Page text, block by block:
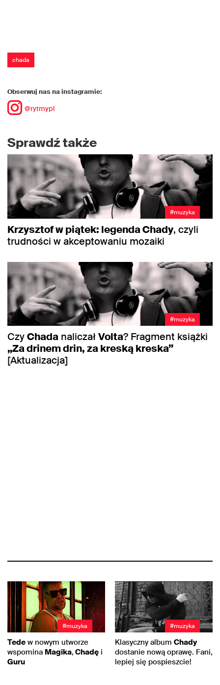
chada
Obserwuj nas na instagramie:
@rytmypl
Sprawdź także
#muzyka
Krzysztof w piątek: legenda Chady, czyli
trudności w akceptowaniu mozaiki
#muzyka
CzyChada naliczałVolta? Fragment książki
„Za drinem drin, za kreską kreska”
[Aktualizacja]
#muzyka
Tede w nowym utworze
wspomina Magika, Chadę i
Guru
#muzyka
Klasyczny album Chady
dostanie nową oprawę. Fani,
lepiej się pospieszcie!